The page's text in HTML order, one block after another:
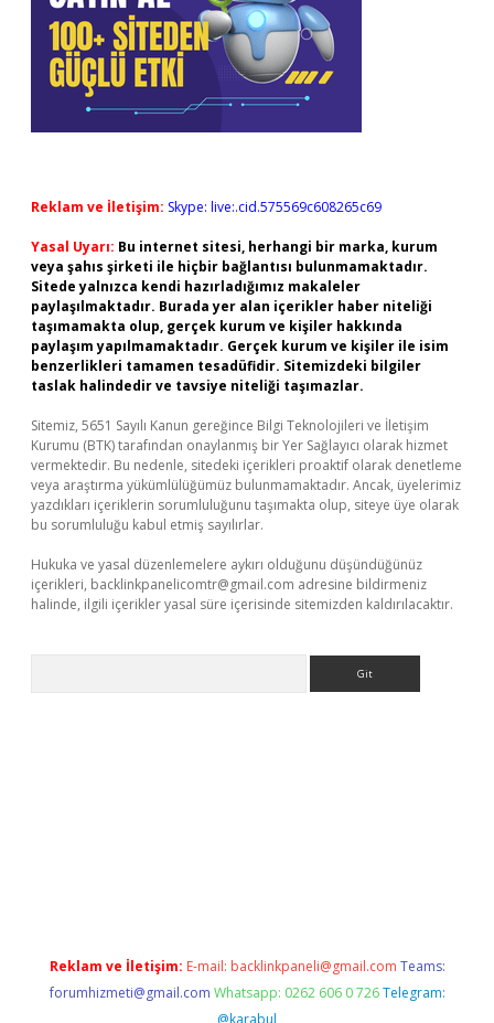
Reklam ve İletişim: Skype: live:.cid.575569c608265c69
Yasal Uyarı: Bu internet sitesi, herhangi bir marka, kurum
veya şahıs şirketi ile hiçbir bağlantısı bulunmamaktadır.
Sitede yalnızca kendi hazırladığımız makaleler
paylaşılmaktadır. Burada yer alan içerikler haber niteliği
taşımamakta olup, gerçek kurum ve kişiler hakkında
paylaşım yapılmamaktadır. Gerçek kurum ve kişiler ile isim
benzerlikleri tamamen tesadüfidir. Sitemizdeki bilgiler
taslak halindedir ve tavsiye niteliği taşımazlar.
Sitemiz, 5651 Sayılı Kanun gereğince Bilgi Teknolojileri ve İletişim
Kurumu (BTK) tarafından onaylanmış bir Yer Sağlayıcı olarak hizmet
vermektedir. Bu nedenle, sitedeki içerikleri proaktif olarak denetleme
veya araştırma yükümlülüğümüz bulunmamaktadır. Ancak, üyelerimiz
yazdıkları içeriklerin sorumluluğunu taşımakta olup, siteye üye olarak
bu sorumluluğu kabul etmiş sayılırlar.
Hukuka ve yasal düzenlemelere aykırı olduğunu düşündüğünüz
içerikleri, backlinkpanelicomtr@gmail.com adresine bildirmeniz
halinde, ilgili içerikler yasal süre içerisinde sitemizden kaldırılacaktır.
Reklam ve İletişim: E-mail: backlinkpaneli@gmail.com Teams:
forumhizmeti@gmail.com Whatsapp: 0262 606 0 726 Telegram:
@karabul